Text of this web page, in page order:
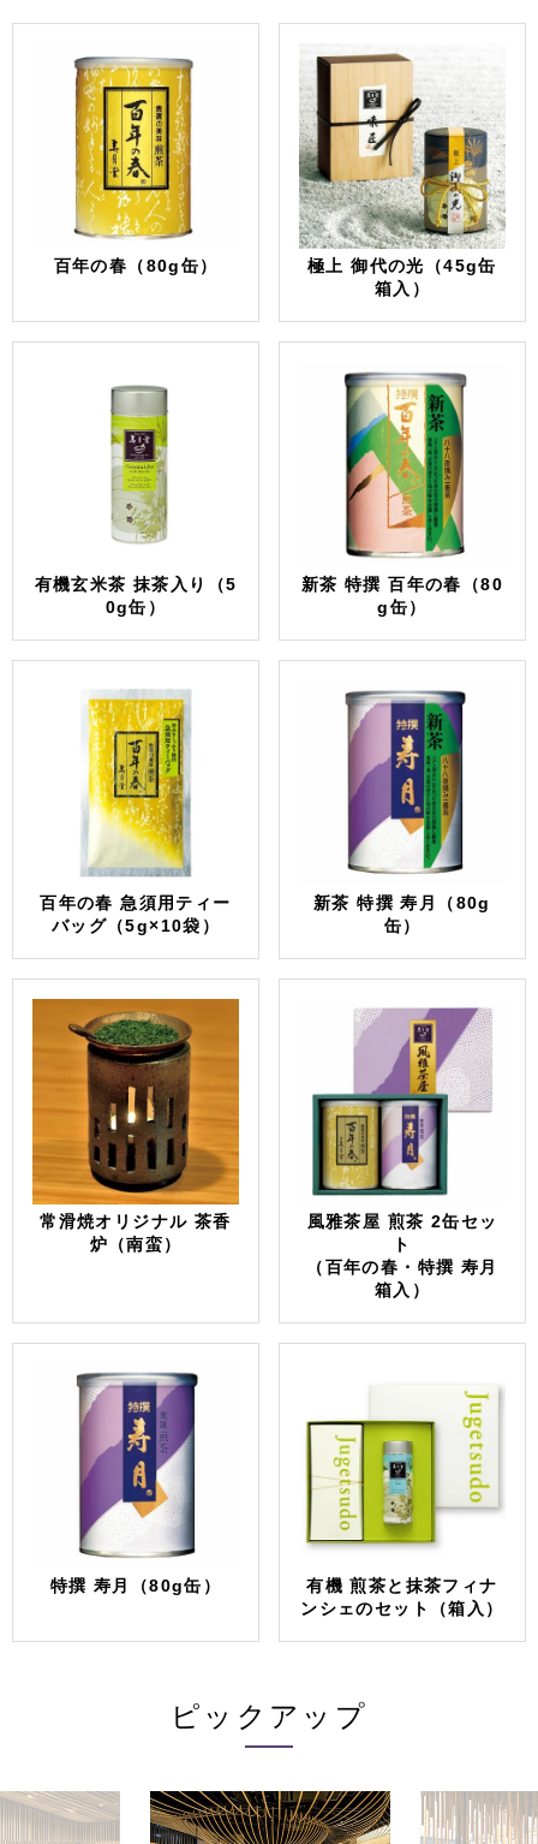
百年の春（80g缶）
極上 御代の光（45g缶
箱入）
有機玄米茶 抹茶入り（5
0g缶）
新茶 特撰 百年の春（80
g缶）
百年の春 急須用ティー
バッグ（5g×10袋）
新茶 特撰 寿月（80g
缶）
常滑焼オリジナル 茶香
炉（南蛮）
風雅茶屋 煎茶 2缶セッ
ト
（百年の春・特撰 寿月
箱入）
特撰 寿月（80g缶）
有機 煎茶と抹茶フィナ
ンシェのセット（箱入）
ピックアップ